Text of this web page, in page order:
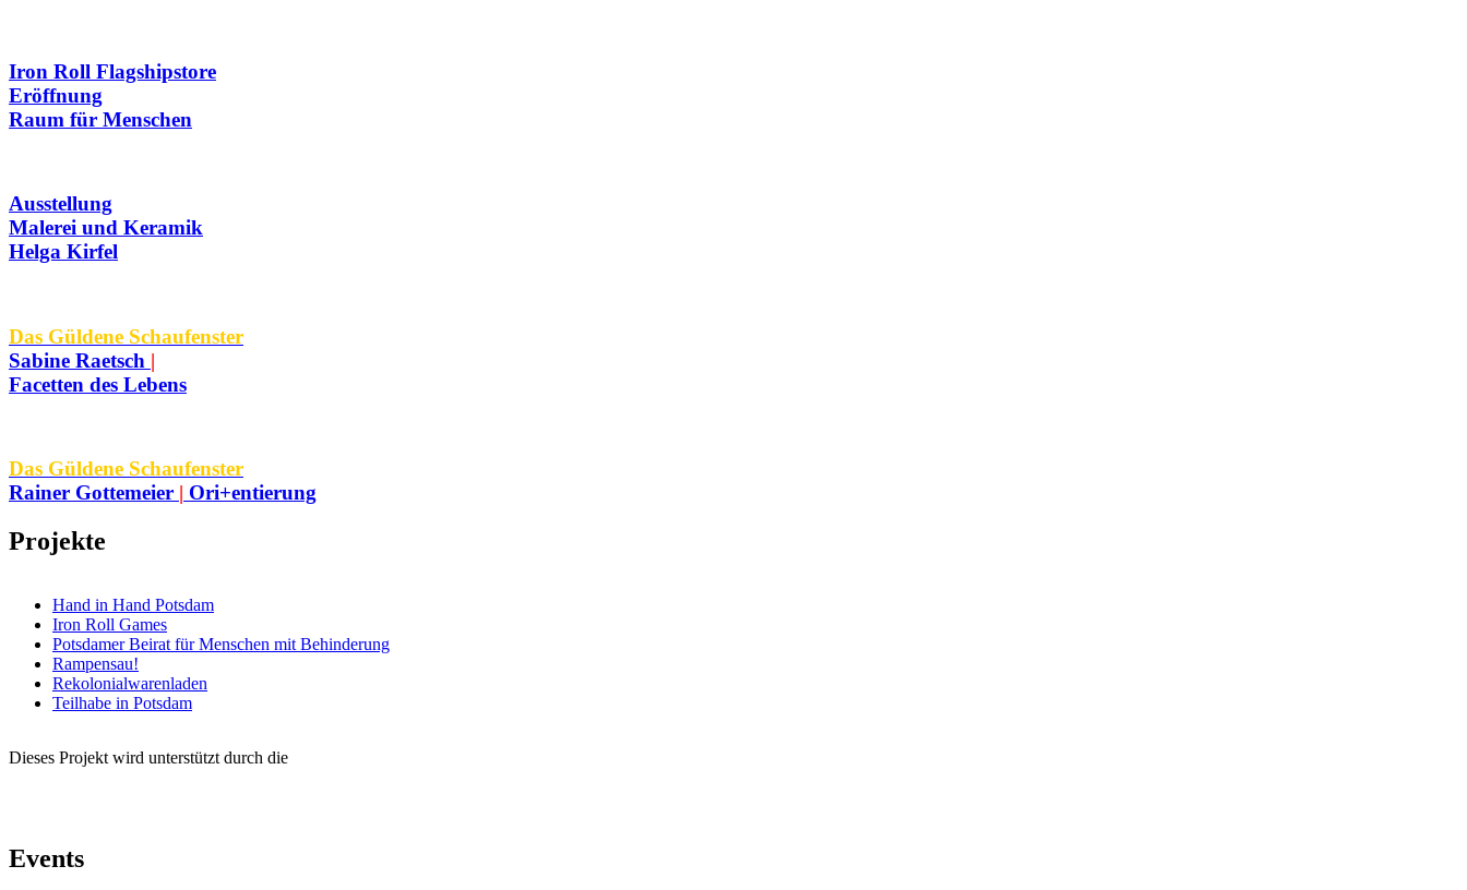
Iron Roll Flagshipstore
Eröffnung
Raum für Menschen
Ausstellung
Malerei und Keramik
Helga Kirfel
Das Güldene Schaufenster
Sabine Raetsch |
Facetten des Lebens
Das Güldene Schaufenster
Rainer Gottemeier | Ori+entierung
Projekte
Hand in Hand Potsdam
Iron Roll Games
Potsdamer Beirat für Menschen mit Behinderung
Rampensau!
Rekolonialwarenladen
Teilhabe in Potsdam
Dieses Projekt wird unterstützt durch die
Events